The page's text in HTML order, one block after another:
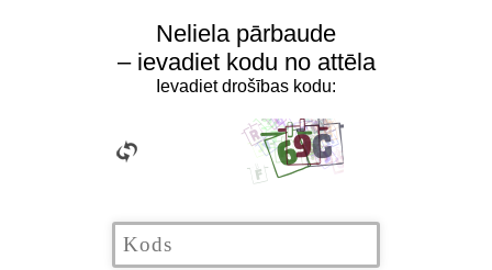
Neliela pārbaude
– ievadiet kodu no attēla
Ievadiet drošības kodu: